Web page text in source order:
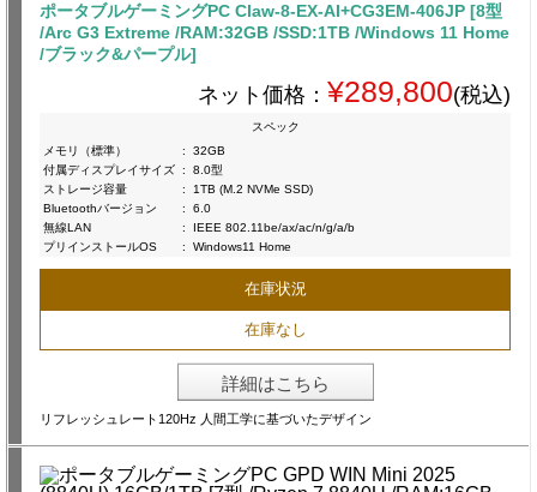
ポータブルゲーミングPC Claw-8-EX-AI+CG3EM-406JP [8型
/Arc G3 Extreme /RAM:32GB /SSD:1TB /Windows 11 Home
/ブラック&パープル]
ネット価格： ¥289,800(税込)
スペック
メモリ（標準）
:
32GB
付属ディスプレイサイズ :
8.0型
ストレージ容量
:
1TB (M.2 NVMe SSD)
Bluetoothバージョン
:
6.0
無線LAN
:
IEEE 802.11be/ax/ac/n/g/a/b
プリインストールOS
: Windows11 Home
在庫状況
在庫なし
詳細はこちら
リフレッシュレート120Hz 人間工学に基づいたデザイン